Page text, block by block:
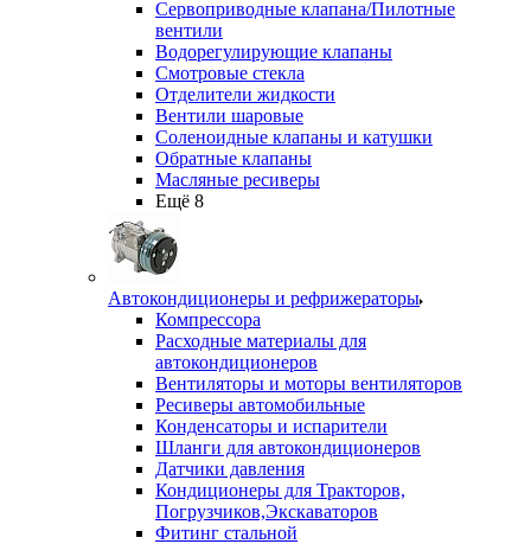
Сервоприводные клапана/Пилотные
вентили
Водорегулирующие клапаны
Смотровые стекла
Отделители жидкости
Вентили шаровые
Соленоидные клапаны и катушки
Обратные клапаны
Масляные ресиверы
Ещё 8
Автокондиционеры и рефрижераторы
Компрессора
Расходные материалы для
автокондиционеров
Вентиляторы и моторы вентиляторов
Ресиверы автомобильные
Конденсаторы и испарители
Шланги для автокондиционеров
Датчики давления
Кондиционеры для Тракторов,
Погрузчиков,Экскаваторов
Фитинг стальной